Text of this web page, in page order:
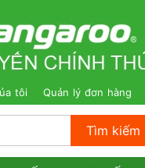
tôi Quản lý đơn hàng
Tìm kiếm